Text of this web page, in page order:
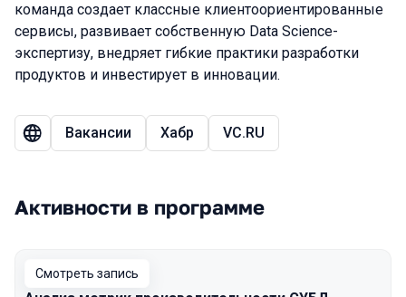
команда создает классные клиентоориентированные
сервисы, развивает собственную Data Science-
экспертизу, внедряет гибкие практики разработки
продуктов и инвестирует в инновации.
Вакансии Хабр VC.RU
Активности в программе
Смотреть запись